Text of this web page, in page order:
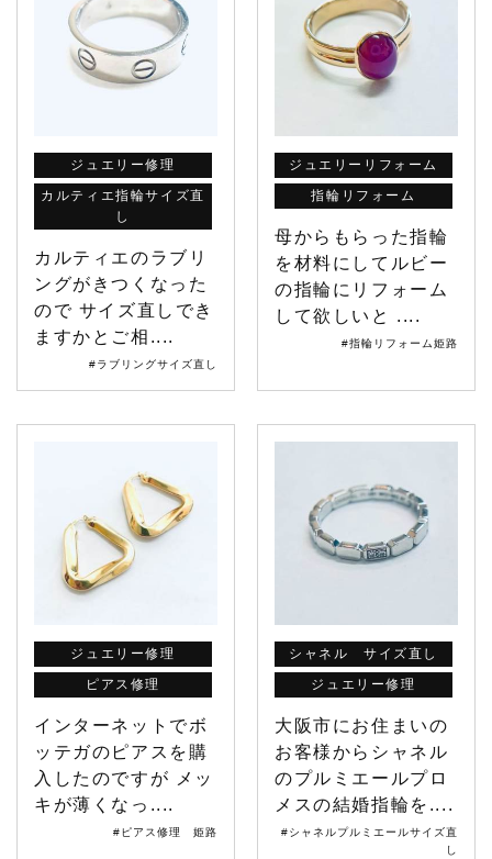
ジュエリー修理
カルティエ指輪サイズ直
し
カルティエのラブリ
ングがきつくなった
ので サイズ直しでき
ますかとご相....
#ラブリングサイズ直し
ジュエリーリフォーム
指輪リフォーム
母からもらった指輪
を材料にしてルビー
の指輪にリフォーム
して欲しいと ....
#指輪リフォーム姫路
ジュエリー修理
ピアス修理
インターネットでボ
ッテガのピアスを購
入したのですが メッ
キが薄くなっ....
#ピアス修理 姫路
シャネル サイズ直し
ジュエリー修理
大阪市にお住まいの
お客様からシャネル
のプルミエールプロ
メスの結婚指輪を....
#シャネルプルミエールサイズ直
し